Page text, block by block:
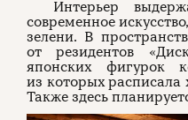
Интерьер
современное
зелени. В
от резидентов
японских фигурок
из которых
Также здесь